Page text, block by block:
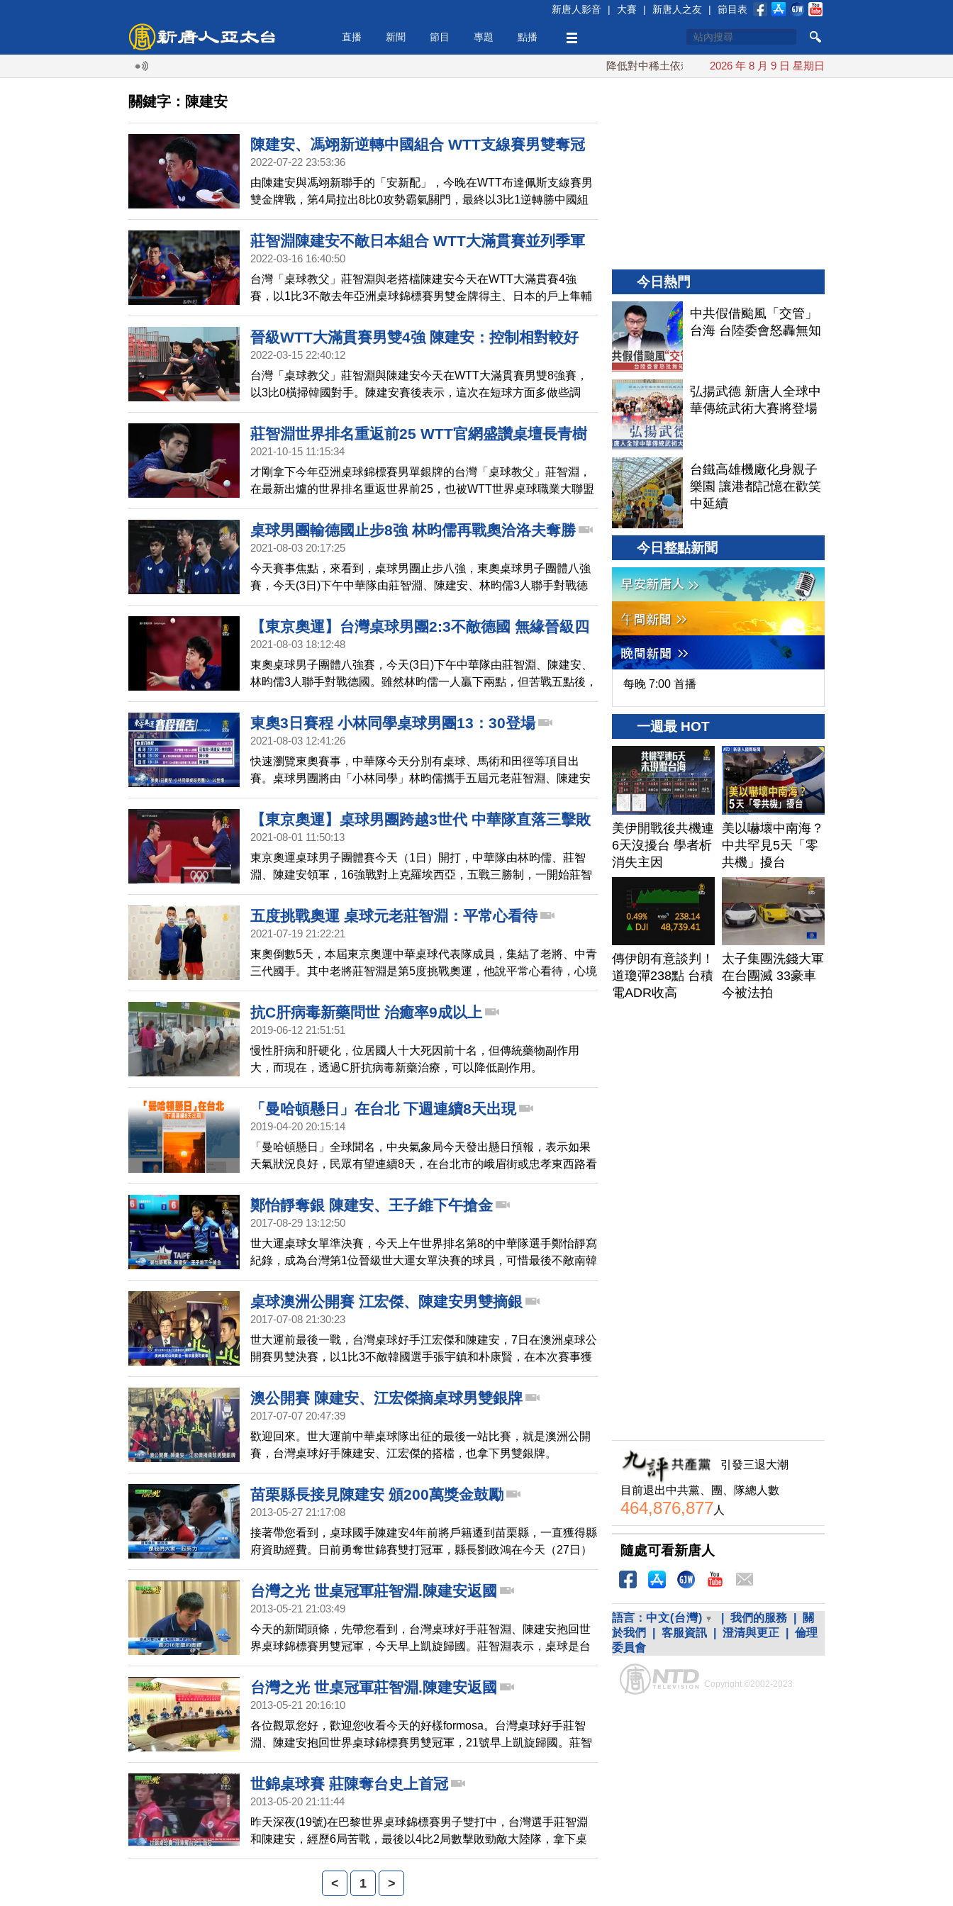
新唐人影音 | 大賽 | 新唐人之友 | 節目表
直播 新聞 節目 專題 點播
降低對中稀土依賴 川普宣布礦業投資20億美元
2026 年 8 月 9 日 星期日
關鍵字：陳建安
陳建安、馮翊新逆轉中國組合 WTT支線賽男雙奪冠
2022-07-22 23:53:36
由陳建安與馮翊新聯手的「安新配」，今晚在WTT布達佩斯支線賽男
雙金牌戰，第4局拉出8比0攻勢霸氣關門，最終以3比1逆轉勝中國組
合徐瑛彬與林詩棟，勇奪冠軍。
莊智淵陳建安不敵日本組合 WTT大滿貫賽並列季軍
2022-03-16 16:40:50
台灣「桌球教父」莊智淵與老搭檔陳建安今天在WTT大滿貫賽4強
賽，以1比3不敵去年亞洲桌球錦標賽男雙金牌得主、日本的戶上隼輔
與宇田幸矢，並列季軍。
晉級WTT大滿貫賽男雙4強 陳建安：控制相對較好
2022-03-15 22:40:12
台灣「桌球教父」莊智淵與陳建安今天在WTT大滿貫賽男雙8強賽，
以3比0橫掃韓國對手。陳建安賽後表示，這次在短球方面多做些調
整，控制相對較好，讓對手較無法有力出手。
莊智淵世界排名重返前25 WTT官網盛讚桌壇長青樹
2021-10-15 11:15:34
才剛拿下今年亞洲桌球錦標賽男單銀牌的台灣「桌球教父」莊智淵，
在最新出爐的世界排名重返世界前25，也被WTT世界桌球職業大聯盟
官網盛讚，他是桌壇的長青樹。
桌球男團輸德國止步8強 林昀儒再戰奧洽洛夫奪勝
2021-08-03 20:17:25
今天賽事焦點，來看到，桌球男團止步八強，東奧桌球男子團體八強
賽，今天(3日)下午中華隊由莊智淵、陳建安、林昀儒3人聯手對戰德
國。雖然林昀儒一人贏下兩點，再次對戰男單銅牌的對手「奧恰洛
夫」也扳回一城，但團體賽苦戰五點後，中華隊最終以2比3輸給德
國，無緣晉級四強。
【東京奧運】台灣桌球男團2:3不敵德國 無緣晉級四
強
2021-08-03 18:12:48
東奧桌球男子團體八強賽，今天(3日)下午中華隊由莊智淵、陳建安、
林昀儒3人聯手對戰德國。雖然林昀儒一人贏下兩點，但苦戰五點後，
最終以3比2輸給德國，無緣晉級四強。
東奧3日賽程 小林同學桌球男團13：30登場
2021-08-03 12:41:26
快速瀏覽東奧賽事，中華隊今天分別有桌球、馬術和田徑等項目出
賽。桌球男團將由「小林同學」林昀儒攜手五屆元老莊智淵、陳建安
出賽，在下午1點半對戰德國，林昀儒有望再戰奧恰洛夫拼復仇。接著
在6點，有馬術的陳少曼，挑戰女子個人障礙超越資格賽。另外，男子
110公尺跨欄資格賽，陳奎儒預計將在 6點半出賽，力拚晉級。
【東京奧運】桌球男團跨越3世代 中華隊直落三擊敗
克國晉八強
2021-08-01 11:50:13
東京奧運桌球男子團體賽今天（1日）開打，中華隊由林昀儒、莊智
淵、陳建安領軍，16強戰對上克羅埃西亞，五戰三勝制，一開始莊智
淵、陳建安雙打先馳得點後，林昀儒、莊智淵接連在單打獲勝，以3比
0獲勝，晉級8強賽。
五度挑戰奧運 桌球元老莊智淵：平常心看待
2021-07-19 21:22:21
東奧倒數5天，本屆東京奧運中華桌球代表隊成員，集結了老將、中青
三代國手。其中老將莊智淵是第5度挑戰奧運，他說平常心看待，心境
上相對沒有那麼緊張，期待能在奧運場上發揮最好的自己。
抗C肝病毒新藥問世 治癒率9成以上
2019-06-12 21:51:51
慢性肝病和肝硬化，位居國人十大死因前十名，但傳統藥物副作用
大，而現在，透過C肝抗病毒新藥治療，可以降低副作用。
「曼哈頓懸日」在台北 下週連續8天出現
2019-04-20 20:15:14
「曼哈頓懸日」全球聞名，中央氣象局今天發出懸日預報，表示如果
天氣狀況良好，民眾有望連續8天，在台北市的峨眉街或忠孝東西路看
到懸日。同時氣象局也提醒民眾，如果觀賞懸日，記得配戴深色眼
鏡，防止光線過強讓眼睛受傷。
鄭怡靜奪銀 陳建安、王子維下午搶金
2017-08-29 13:12:50
世大運桌球女單準決賽，今天上午世界排名第8的中華隊選手鄭怡靜寫
紀錄，成為台灣第1位晉級世大運女單決賽的球員，可惜最後不敵南韓
左手一姊田志希 拿下銀牌。桌球男單方面，陳建安也擊敗北韓一哥朴
新赫，闖進金牌戰。而在羽球男單方面，台灣「羽球王子」王子維上
午以直落二擊敗日本選手五十嵐優，同樣挺進金牌戰，成為台灣男單
桌球澳洲公開賽 江宏傑、陳建安男雙摘銀
2017-07-08 21:30:23
世大運前最後一戰，台灣桌球好手江宏傑和陳建安，7日在澳洲桌球公
開賽男雙決賽，以1比3不敵韓國選手張宇鎮和朴康賢，在本次賽事獲
得亞軍。
澳公開賽 陳建安、江宏傑摘桌球男雙銀牌
2017-07-07 20:47:39
歡迎回來。世大運前中華桌球隊出征的最後一站比賽，就是澳洲公開
賽，台灣桌球好手陳建安、江宏傑的搭檔，也拿下男雙銀牌。
苗栗縣長接見陳建安 頒200萬獎金鼓勵
2013-05-27 21:17:08
接著帶您看到，桌球國手陳建安4年前將戶籍遷到苗栗縣，一直獲得縣
府資助經費。日前勇奪世錦賽雙打冠軍，縣長劉政鴻在今天（27日）
特地頒發200萬獎金，勉勵陳建安要繼續努力，為國爭光。
台灣之光 世桌冠軍莊智淵.陳建安返國
2013-05-21 21:03:49
今天的新聞頭條，先帶您看到，台灣桌球好手莊智淵、陳建安抱回世
界桌球錦標賽男雙冠軍，今天早上凱旋歸國。莊智淵表示，桌球是台
灣可以跟其他國家競爭的重要項目，希望企業界能給桌球更多支持，
兩人更已經把目標瞄準2016里約奧運。
台灣之光 世桌冠軍莊智淵.陳建安返國
2013-05-21 20:16:10
各位觀眾您好，歡迎您收看今天的好樣formosa。台灣桌球好手莊智
淵、陳建安抱回世界桌球錦標賽男雙冠軍，21號早上凱旋歸國。莊智
淵表示，桌球是台灣可以跟其他國家競爭的重要項目，希望企業界能
給桌球更多支持，兩人更已經把目標瞄準2016里約奧運 。
世錦桌球賽 莊陳奪台史上首冠
2013-05-20 21:11:44
昨天深夜(19號)在巴黎世界桌球錦標賽男子雙打中，台灣選手莊智淵
和陳建安，經歷6局苦戰，最後以4比2局數擊敗勁敵大陸隊，拿下桌
球世錦賽歷史首金，締造台灣體壇最驕傲的一刻。
< 1 >
今日熱門
中共假借颱風「交管」
台海 台陸委會怒轟無知
弘揚武德 新唐人全球中
華傳統武術大賽將登場
台鐵高雄機廠化身親子
樂園 讓港都記憶在歡笑
中延續
今日整點新聞
每晚 7:00 首播
一週最 HOT
美伊開戰後共機連
6天沒擾台 學者析
消失主因
美以嚇壞中南海？
中共罕見5天「零
共機」擾台
傳伊朗有意談判！
道瓊彈238點 台積
電ADR收高
太子集團洗錢大軍
在台團滅 33豪車
今被法拍
引發三退大潮
目前退出中共黨、團、隊總人數
464,876,877人
隨處可看新唐人
語言： 中文(台灣) 我們的服務
關
於我們
客服資訊 澄清與更正
倫理
委員會
Copyright ©2002-2023